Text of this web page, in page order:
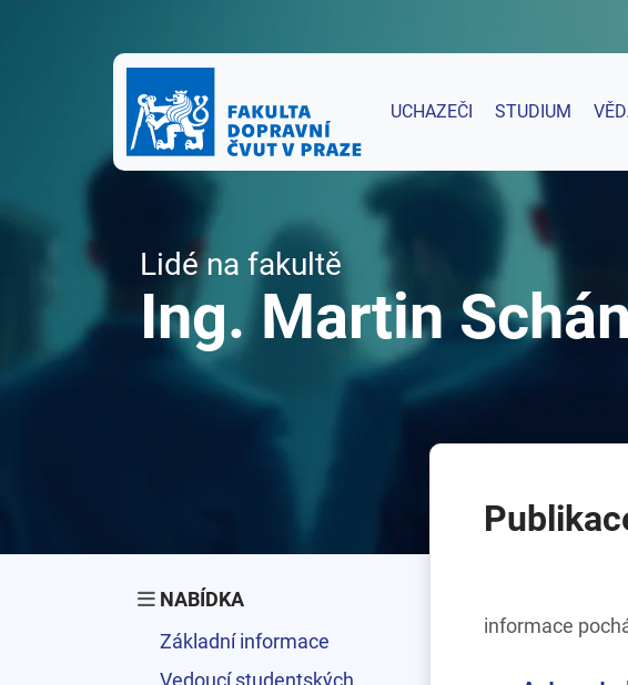
UCHAZEČI STUDIUM
Lidé na fakultě
Ing. Martin
NABÍDKA
Základní informace
Vedoucí studentských
informace